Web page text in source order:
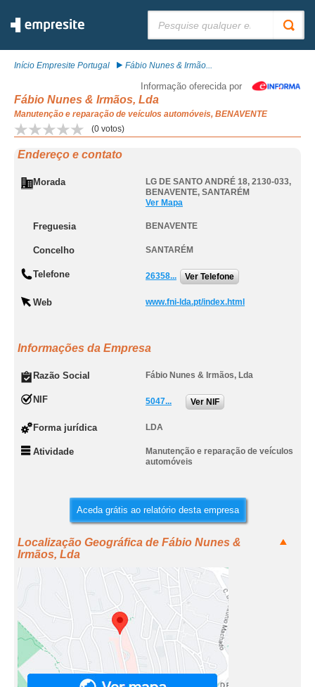
Início Empresite Portugal Fábio Nunes & Irmão...
Informação oferecida por
Fábio Nunes & Irmãos, Lda
Manutenção e reparação de veículos automóveis, BENAVENTE
(0 votos)
Endereço e contato
Morada LG DE SANTO ANDRÉ 18, 2130-033,
BENAVENTE, SANTARÉM
Ver Mapa
Freguesia BENAVENTE
Concelho SANTARÉM
Telefone 26358... Ver Telefone
Web www.fni-lda.pt/index.html
Informações da Empresa
Razão Social Fábio Nunes & Irmãos, Lda
NIF 5047... Ver NIF
Forma jurídica LDA
Atividade
Manutenção e reparação de veículos
automóveis
Aceda grátis ao relatório desta empresa
Localização Geográfica de Fábio Nunes &
Irmãos, Lda